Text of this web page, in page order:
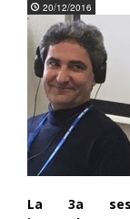
20/12/2016
La 3a